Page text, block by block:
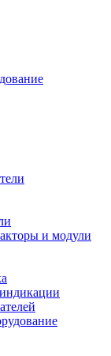
и модули